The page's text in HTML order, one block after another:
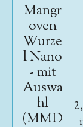
Mangr
oven
Wurze
l Nano
- mit
Auswa
hl
(MMD